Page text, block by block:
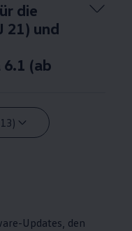
die
21) und
6.1 (ab
Updates, den